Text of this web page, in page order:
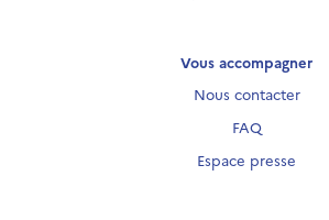
Vous accompagner
Nous contacter
FAQ
Espace presse